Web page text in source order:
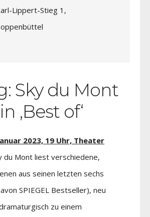
Lippert-Stieg 1,
Sky du Mont
‚Best of‘
2023, 19 Uhr, Theater
du Mont liest verschiedene,
aus seinen letzten sechs
SPIEGEL Bestseller), neu
zu einem